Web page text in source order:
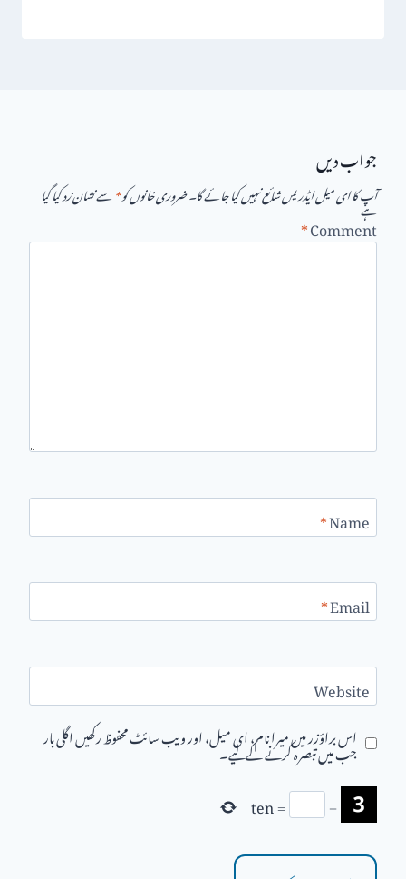
جواب دیں
آپ کا ای میل ایڈریس شائع نہیں کیا جائے گا۔ضروری خانوں کو*سے نشان زد کیا گیا ہے
Comment
*
Name
*
Email
*
Website
اس براؤزر میں میرا نام، ای میل، اور ویب سائٹ محفوظ رکھیں اگلی بار
جب میں تبصرہ کرنے کےلیے۔
+
=
ten